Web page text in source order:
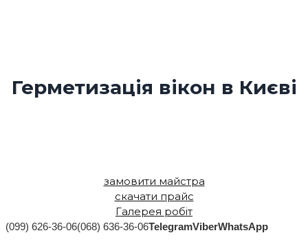
Герметизація вікон в Києві
замовити майстра
скачати прайс
Галерея робіт
(099) 626-36-06(068) 636-36-06TelegramViberWhatsApp